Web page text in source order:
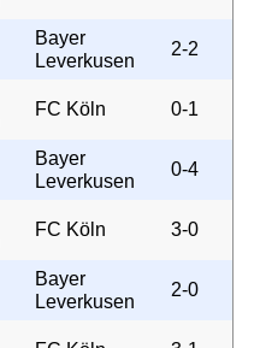
Bayer
Leverkusen
2-2
FC Köln 0-1
Bayer
Leverkusen
0-4
FC Köln 3-0
Bayer
Leverkusen
2-0